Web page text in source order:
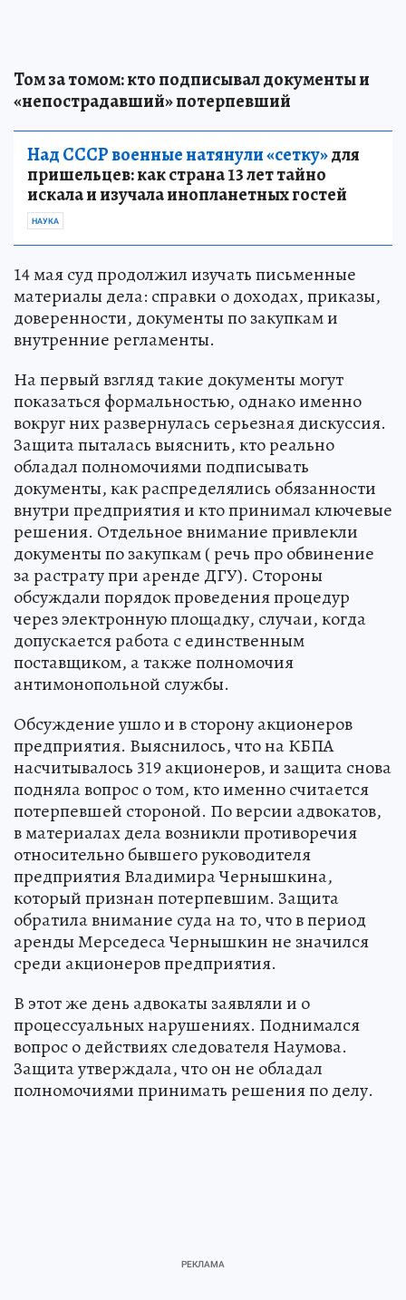
Том за томом: кто подписывал документы и
«непострадавший» потерпевший
Над СССР военные натянули «сетку»для
пришельцев: как страна 13 лет тайно
искала и изучала инопланетных гостей
НАУКА
14 мая суд продолжил изучать письменные
материалы дела: справки о доходах, приказы,
доверенности, документы по закупкам и
внутренние регламенты.
На первый взгляд такие документы могут
показаться формальностью, однако именно
вокруг них развернулась серьезная дискуссия.
Защита пыталась выяснить, кто реально
обладал полномочиями подписывать
документы, как распределялись обязанности
внутри предприятия и кто принимал ключевые
решения. Отдельное внимание привлекли
документы по закупкам ( речь про обвинение
за растрату при аренде ДГУ). Стороны
обсуждали порядок проведения процедур
через электронную площадку, случаи, когда
допускается работа с единственным
поставщиком, а также полномочия
антимонопольной службы.
Обсуждение ушло и в сторону акционеров
предприятия. Выяснилось, что на КБПА
насчитывалось 319 акционеров, и защита снова
подняла вопрос о том, кто именно считается
потерпевшей стороной. По версии адвокатов,
в материалах дела возникли противоречия
относительно бывшего руководителя
предприятия Владимира Чернышкина,
который признан потерпевшим. Защита
обратила внимание суда на то, что в период
аренды Мерседеса Чернышкин не значился
среди акционеров предприятия.
В этот же день адвокаты заявляли и о
процессуальных нарушениях. Поднимался
вопрос о действиях следователя Наумова.
Защита утверждала, что он не обладал
полномочиями принимать решения по делу.